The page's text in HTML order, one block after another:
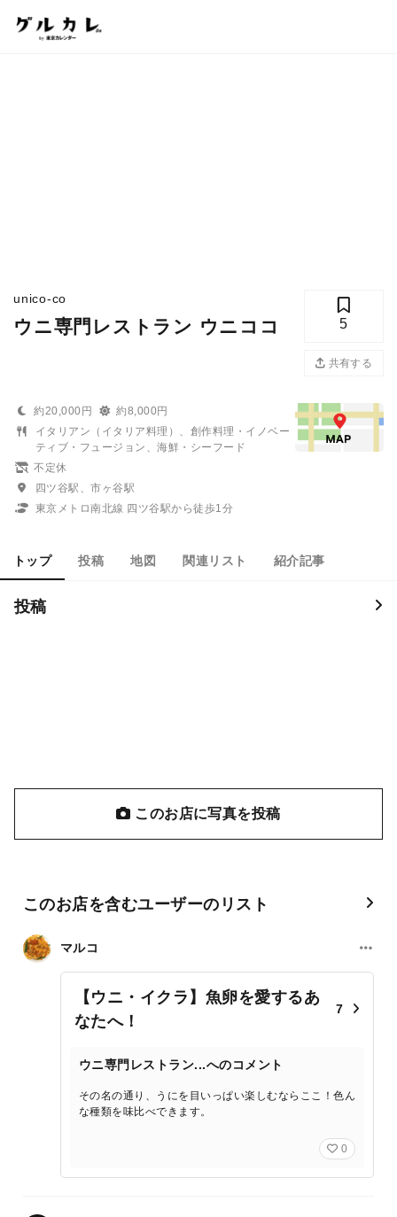
unico-co
ウニ専門レストラン ウニココ 5
共有する
約20,000円
約8,000円
イタリアン（イタリア料理）、創作料理・イノベー
ティブ・フュージョン、海鮮・シーフード
不定休
四ツ谷駅、市ヶ谷駅
東京メトロ南北線 四ツ谷駅から徒歩1分
トップ 投稿 地図 関連リスト 紹介記事
投稿
このお店に写真を投稿
このお店を含むユーザーのリスト
マルコ
【ウニ・イクラ】魚卵を愛するあ
なたへ！
7
ウニ専門レストラン...へのコメント
その名の通り、うにを目いっぱい楽しむならここ！色ん
な種類を味比べできます。
0